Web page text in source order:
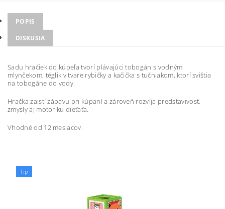
POPIS
DISKUSIA
Sadu hračiek do kúpeľa tvorí plávajúci tobogán s vodným
mlynčekom, téglik v tvare rybičky a kačička s tučniakom, ktorí svištia
na tobogáne do vody.
Hračka zaistí zábavu pri kúpaní a zároveň rozvíja predstavivosť,
zmysly aj motoriku dieťaťa.
Vhodné od 12 mesiacov.
Tip